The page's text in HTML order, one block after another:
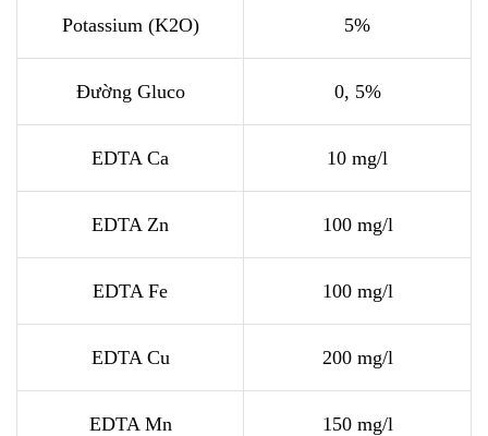
Potassium (K2O) 5%
Đường Gluco 0, 5%
EDTA Ca 10 mg/l
EDTA Zn 100 mg/l
EDTA Fe 100 mg/l
EDTA Cu 200 mg/l
EDTA Mn 150 mg/l